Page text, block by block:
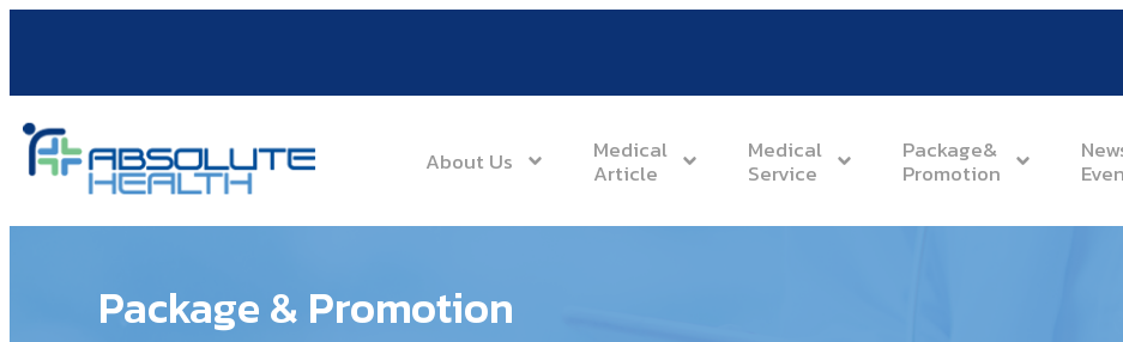
About Us Medical
Article
Medical
Service
Package&
Promotion
Package & Promotion